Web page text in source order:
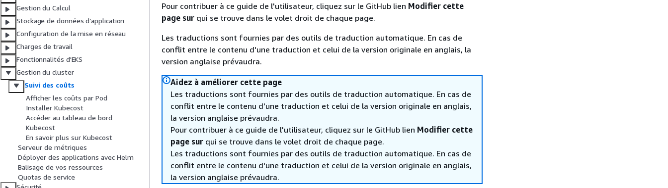
Gestion du Calcul
Stockage de données d’application
Configuration de la mise en réseau
Charges de travail
Fonctionnalités d'EKS
Gestion du cluster
Suivi des coûts
Afficher les coûts par Pod
Installer Kubecost
Accéder au tableau de bord
Kubecost
En savoir plus sur Kubecost
Serveur de métriques
Déployer des applications avec Helm
Balisage de vos ressources
Quotas de service
Pour contribuer à ce guide de l'utilisateur, cliquez sur le GitHub lien Modifier cette
page sur qui se trouve dans le volet droit de chaque page.
Les traductions sont fournies par des outils de traduction automatique. En cas de
conflit entre le contenu d'une traduction et celui de la version originale en anglais, la
version anglaise prévaudra.
Aidez à améliorer cette page
Les traductions sont fournies par des outils de traduction automatique. En cas de
conflit entre le contenu d'une traduction et celui de la version originale en anglais,
la version anglaise prévaudra.
Pour contribuer à ce guide de l'utilisateur, cliquez sur le GitHub lien Modifier cette
page sur qui se trouve dans le volet droit de chaque page.
Les traductions sont fournies par des outils de traduction automatique. En cas de
conflit entre le contenu d'une traduction et celui de la version originale en anglais,
la version anglaise prévaudra.